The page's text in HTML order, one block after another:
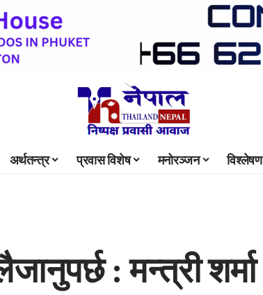
अर्थतन्त्र प्रवास विशेष मनोरञ्जन विश्लेषण
: मन्त्री शर्मा